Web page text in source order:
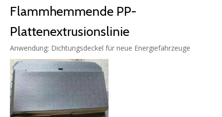
Flammhemmende PP-
Plattenextrusionslinie
Anwendung: Dichtungsdeckel für neue Energiefahrzeuge